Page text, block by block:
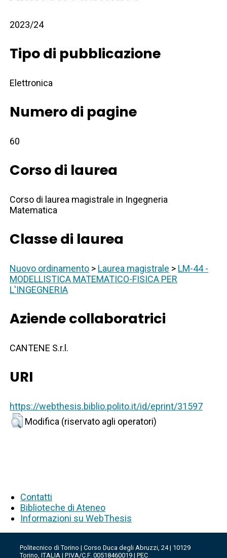
2023/24
Tipo di pubblicazione
Elettronica
Numero di pagine
60
Corso di laurea
Corso di laurea magistrale in Ingegneria
Matematica
Classe di laurea
Nuovo ordinamento > Laurea magistrale > LM-44 -
MODELLISTICA MATEMATICO-FISICA PER
L'INGEGNERIA
Aziende collaboratrici
CANTENE S.r.l.
URI
https://webthesis.biblio.polito.it/id/eprint/31597
Modifica (riservato agli operatori)
Contatti
Biblioteche di Ateneo
Informazioni su WebThesis
Politecnico di Torino | Corso Duca degli Abruzzi, 24 | 10129
Torino, ITALIA | P.IVA/C.F. 00518460019 | PEC